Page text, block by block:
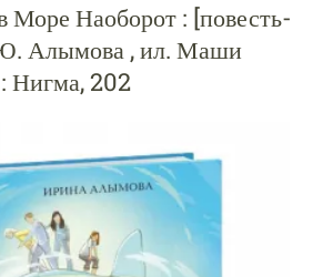
Море Наоборот : [повесть-
Алымова , ил. Маши
202